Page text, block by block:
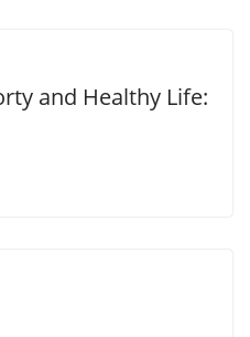
and Healthy Life: